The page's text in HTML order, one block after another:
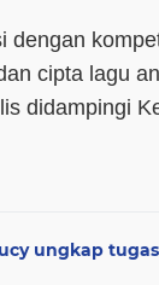
dengan
cipta lagu
didampingi
ungkap